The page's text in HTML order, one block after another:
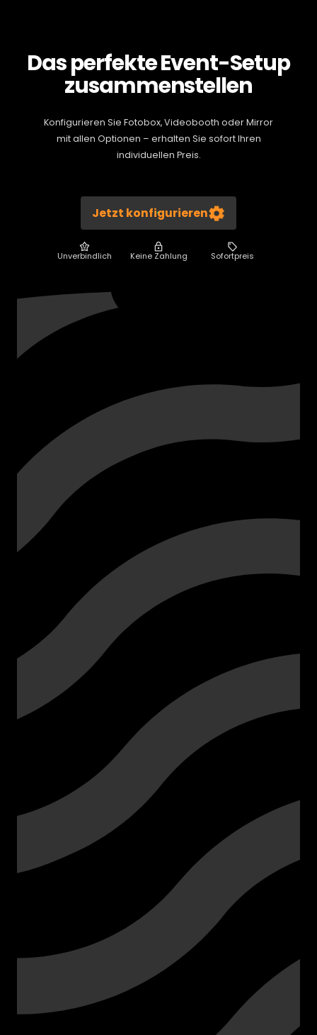
Das perfekte Event-Setup
zusammenstellen
Konfigurieren Sie Fotobox, Videobooth oder Mirror
mit allen Optionen – erhalten Sie sofort Ihren
individuellen Preis.
Jetzt konfigurieren
Unverbindlich Keine Zahlung Sofortpreis